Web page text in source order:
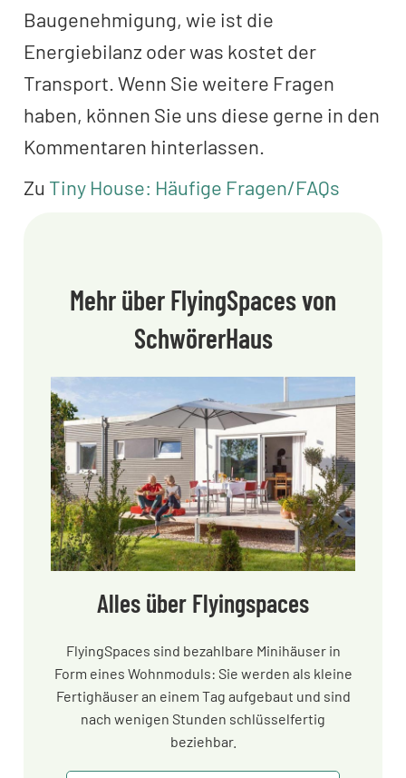
Baugenehmigung, wie ist die
Energiebilanz oder was kostet der
Transport. Wenn Sie weitere Fragen
haben, können Sie uns diese gerne in den
Kommentaren hinterlassen.
Zu Tiny House: Häufige Fragen/FAQs
Mehr über FlyingSpaces von
SchwörerHaus
Alles über Flyingspaces
FlyingSpaces sind bezahlbare Minihäuser in
Form eines Wohnmoduls: Sie werden als kleine
Fertighäuser an einem Tag aufgebaut und sind
nach wenigen Stunden schlüsselfertig
beziehbar.